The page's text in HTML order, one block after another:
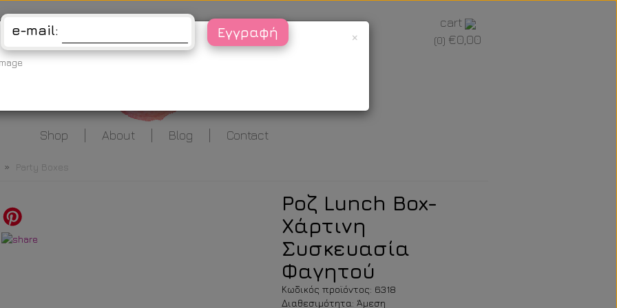
cart
(0) €0,00
Shop About Blog Contact
» Party Boxes
Ροζ Lunch Box-
Χάρτινη
Συσκευασία
Φαγητού
Κωδικός προϊόντος: 6318
Διαθεσιμότητα: Άμεση
×
e-mail: